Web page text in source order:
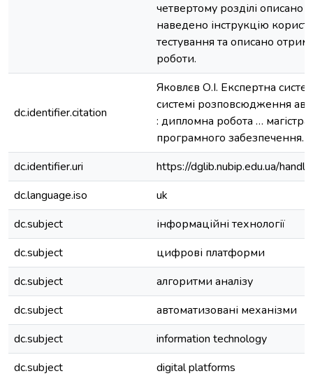
четвертому розділі описано
наведено інструкцію
тестування та описано
роботи.
dc.identifier.citation
Яковлєв О.І. Експертна
системі розповсюдження
: дипломна робота …
програмного забезпечення.
dc.identifier.uri
https://dglib.nubip.edu.ua/
dc.language.iso
uk
dc.subject
інформаційні технології
dc.subject
цифрові платформи
dc.subject
алгоритми аналізу
dc.subject
автоматизовані механізми
dc.subject
information technology
dc.subject
digital platforms